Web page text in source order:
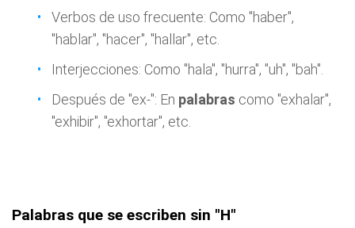
Verbos de uso frecuente: Como "haber",
"hablar", "hacer", "hallar", etc.
Interjecciones: Como "hala", "hurra", "uh", "bah".
Después de "ex-": En palabras como "exhalar",
"exhibir", "exhortar", etc.
Palabras que se escriben sin "H"